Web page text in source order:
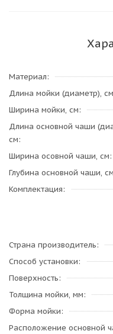
Материал
Длина мойки (диаметр), см
Ширина мойки, см
Длина основной чаши
см
Ширина осовной чаши, см
Глубина основной чаши, см
Комплектация
Страна производитель
Способ установки
Поверхность
Толщина мойки, мм
Форма мойки
Расположение основной